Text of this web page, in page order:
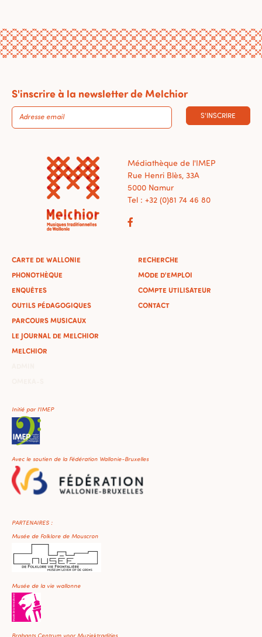
S'inscrire à la newsletter de Melchior
S'INSCRIRE
Médiathèque de l'IMEP
Rue Henri Blès, 33A
5000 Namur
Tel : +32 (0)81 74 46 80
CARTE DE WALLONIE
PHONOTHÈQUE
ENQUÊTES
OUTILS PÉDAGOGIQUES
PARCOURS MUSICAUX
LE JOURNAL DE MELCHIOR
MELCHIOR
RECHERCHE
MODE D'EMPLOI
COMPTE UTILISATEUR
CONTACT
Initié par l'IMEP
Avec le soutien de la Fédération Wallonie-Bruxelles
PARTENAIRES :
Musée de Folklore de Mouscron
Musée de la vie wallonne
Brabants Centrum voor Muziektradities